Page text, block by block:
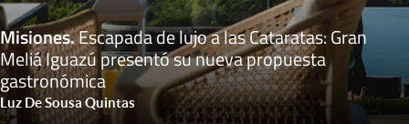
Misiones.Escapada de lujo a las Cataratas: Gran
Meliá Iguazú presentó su nueva propuesta
gastronómica
Luz De Sousa Quintas